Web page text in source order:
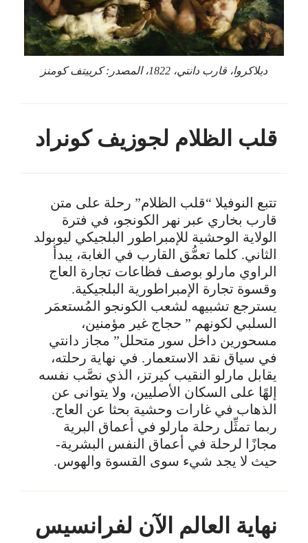
ديلاكروا، قارب دانتي، 1822، المصدر: كرييتف كومنز
قلب الظلام لجوزيف كونراد
تتبع النوفيلا “قلب الظلام” رحلة على متن
قارب بخاري عبر نهر الكونجو، في فترة
الولاية الوحشية للإمبراطور البلجيكي ليوبولد
الثاني. كلما تعمُّق القارب في الغابة، يبدأ
الراوي مارلو بوصف فظاعات تجارة العاج
وقسوة تجارة الإمبراطورية البلجيكية.
يسترجع تشبيهه لشعب الكونجو المُستعمَر
السلبي لكونهم ” حجاج غير مؤمنين،
مسحورين داخل سور متحلل” مجاز دانتي
في سياق نقد الاستعمار. في نهاية رحلته،
يقابل مارلو النقيب كيرتز، الذي نصَّب نفسه
إلهًا على السكان الأصليين، ولا يتوانى عن
الذهاب في غارات وحشية بحثا عن العاج.
ربما تمثِّل رحلة مارلو في أعماق البرية
مجازًا لرحلة في أعماق النفس البشرية-
حيث لا يجد شيء سوى القسوة والهوس.
نهاية العالم الآن لفرانسيس